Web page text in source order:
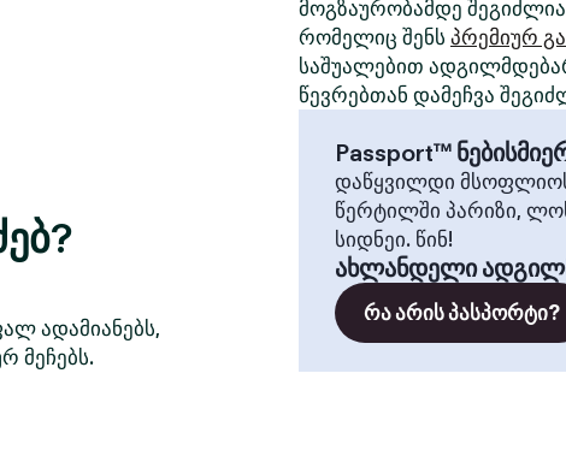
ადამიანებს,
მეჩებს.
მოგზაურობამდე
რომელიც შენს პრემიურ
საშუალებით
წევრებთან დამეჩვა
Passport™
დაწყვილდი მსოფლიოს
წერტილში პარიზი,
სიდნეი. წინ!
ახლანდელი
რა არის პასპორტი?